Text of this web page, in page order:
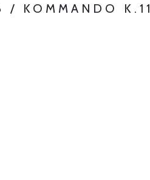
KOMMANDO K.11